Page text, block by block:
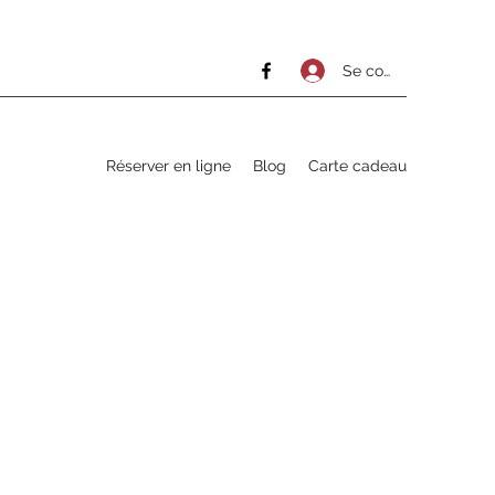
Se connecter
Réserver en ligne Blog Carte cadeau